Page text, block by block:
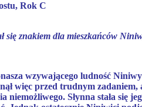
Rok C
się znakiem dla mieszkańców
wzywającego ludność
więc przed trudnym zadaniem,
niemożliwego. Słynna stała